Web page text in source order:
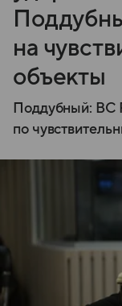
на
объекты
Поддубный: ВС
по